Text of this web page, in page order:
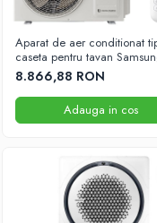
Aparat de aer conditionat
caseta pentru tavan
18000 BTU 575mm x 575mm
8.866,88 RON
Adauga in cos